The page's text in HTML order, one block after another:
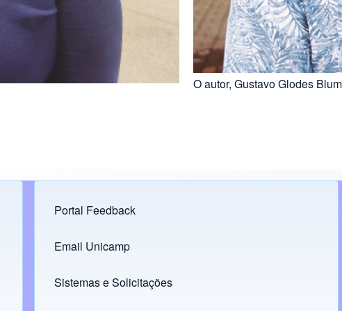
O autor, Gustavo Glodes Blum
Footer menu
Portal Feedback
Links
Email Unicamp
(opens in new tab)
Sistemas e Solicitações
(opens in new tab)